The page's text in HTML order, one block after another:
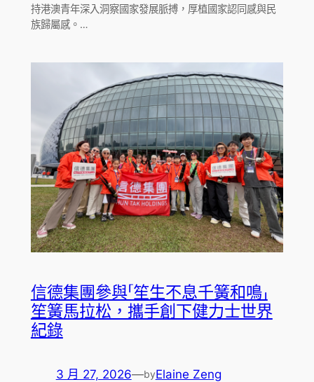
持港澳青年深入洞察國家發展脈搏，厚植國家認同感與民
族歸屬感。…
信德集團參與「笙生不息千簧和鳴」
笙簧馬拉松，攜手創下健力士世界
紀錄
3 月 27, 2026—byElaine Zeng